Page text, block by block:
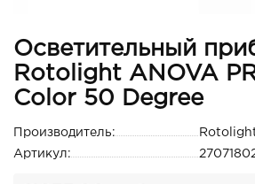
Осветительный
Rotolight ANOVA
Color 50 Degree
Производитель:
Артикул: